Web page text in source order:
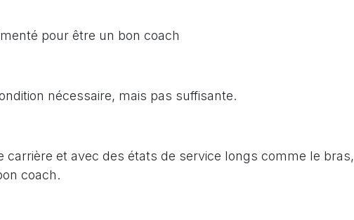
pour être un bon coach
nécessaire, mais pas suffisante.
carrière et avec des états de service longs comme le bras,
coach.